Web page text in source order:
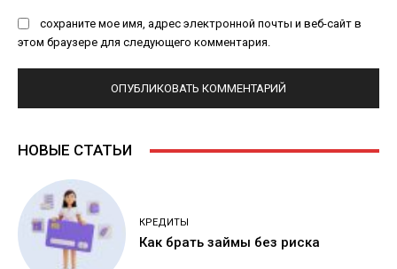
сохраните мое имя, адрес электронной почты и веб-сайт в
этом браузере для следующего комментария.
НОВЫЕ СТАТЬИ
КРЕДИТЫ
Как брать займы без риска